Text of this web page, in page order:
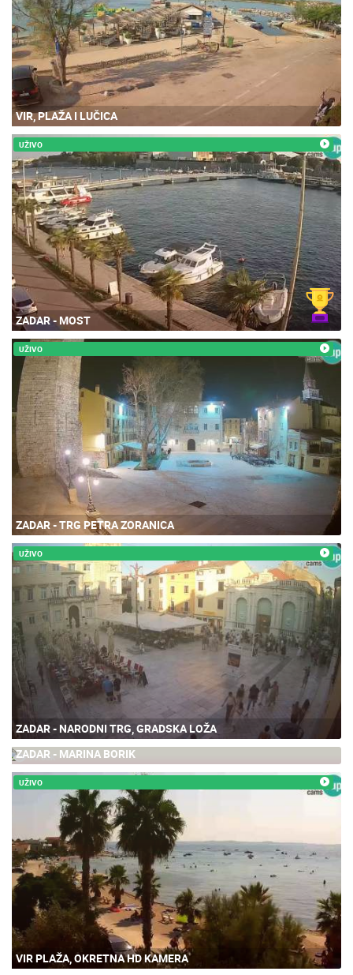
VIR, PLAŽA I LUČICA
UŽIVO
ZADAR - MOST
UŽIVO
ZADAR - TRG PETRA ZORANICA
UŽIVO
ZADAR - NARODNI TRG, GRADSKA LOŽA
79.86K
ZADAR - MARINA BORIK
UŽIVO
VIR PLAŽA, OKRETNA HD KAMERA